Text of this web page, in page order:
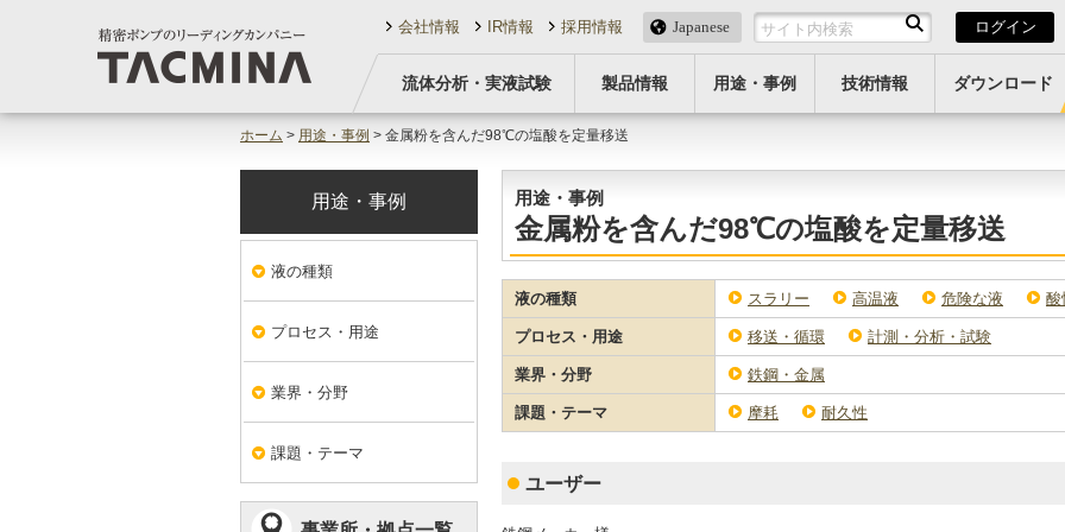
会社情報 IR情報 採用情報 Japanese ログイン
流体分析・実液試験 製品情報 用途・事例 技術情報 ダウンロード
ホーム > 用途・事例 > 金属粉を含んだ98℃の塩酸を定量移送
用途・事例
金属粉を含んだ98℃の塩酸を定量移送
液の種類 スラリー 高温液 危険な液 酸
プロセス・用途 移送・循環 計測・分析・試験
業界・分野 鉄鋼・金属
課題・テーマ 摩耗 耐久性
ユーザー
用途・事例
液の種類
プロセス・用途
業界・分野
課題・テーマ